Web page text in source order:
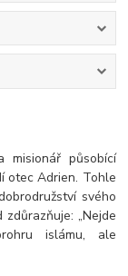
působící
otec Adrien. Tohle
svého
„Nejde
islámu, ale